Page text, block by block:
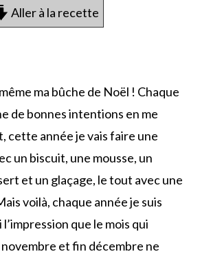
Aller à la recette
ma bûche de Noël ! Chaque
de bonnes intentions en me
cette année je vais faire une
un biscuit, une mousse, un
et un glaçage, le tout avec une
voilà, chaque année je suis
l’impression que le mois qui
et fin décembre ne